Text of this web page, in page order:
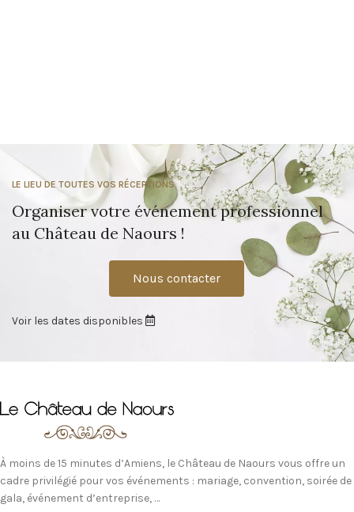
LE LIEU DE TOUTES VOS RÉCEPTIONS
Organiser votre événement professionnel
au Château de Naours !
Nous contacter
Voir les dates disponibles
À moins de 15 minutes d’Amiens, le Château de Naours vous offre un
cadre privilégié pour vos événements : mariage, convention, soirée de
gala, événement d’entreprise, …